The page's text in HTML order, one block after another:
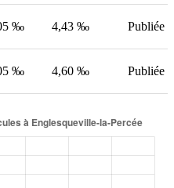
‰ 4,43 ‰ Publiée
‰ 4,60 ‰ Publiée